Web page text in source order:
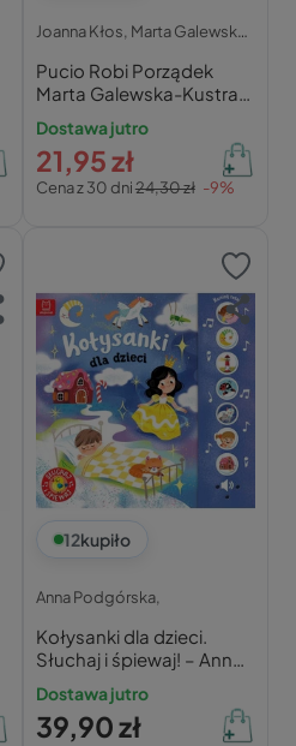
Joanna Kłos, Marta Galewska-Kustra,
Pucio Robi Porządek
Marta Galewska-Kustra
0+ Nasza Księgarnia
Dostawa jutro
Cena z 30 dni24,30 zł -9%
21,95 zł
12kupiło
Anna Podgórska,
Kołysanki dla dzieci.
Słuchaj i śpiewaj! – Anna
Podgórska
Dostawa jutro
39,90 zł